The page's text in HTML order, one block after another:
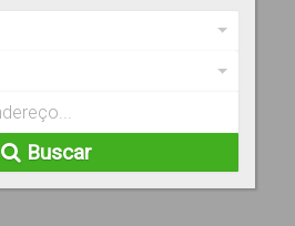
Buscar